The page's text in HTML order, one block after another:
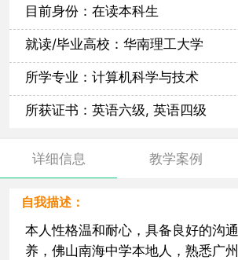
目前身份：在读本科生
就读/毕业高校：华南理工大学
所学专业：计算机科学与技术
所获证书：英语六级, 英语四级
详细信息 教学案例
自我描述：
本人性格温和耐心，具备良好的沟
养，佛山南海中学本地人，熟悉广